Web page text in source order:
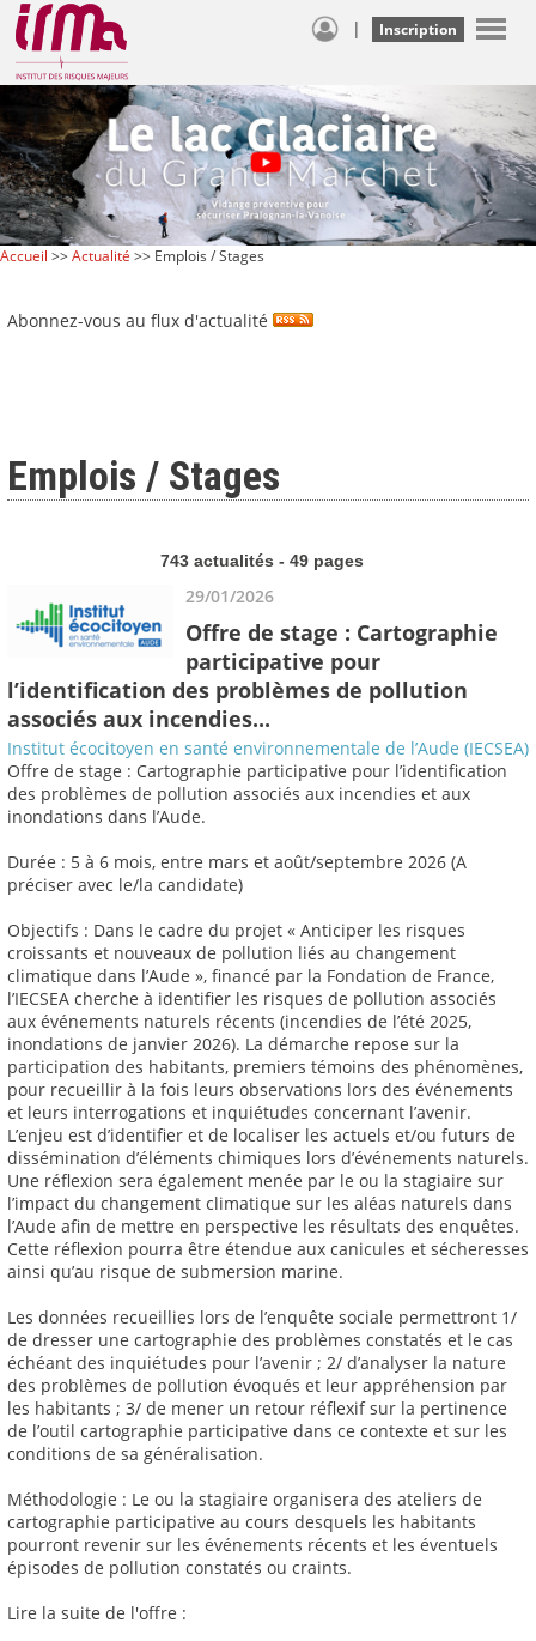
| Inscription
Accueil >>Actualité >> Emplois / Stages
Abonnez-vous au flux d'actualité
Emplois / Stages
743 actualités - 49 pages
29/01/2026
Offre de stage : Cartographie
participative pour
l’identification des problèmes de pollution
associés aux incendies...
Institut écocitoyen en santé environnementale de l’Aude (IECSEA)
Offre de stage : Cartographie participative pour l’identification
des problèmes de pollution associés aux incendies et aux
inondations dans l’Aude.
Durée : 5 à 6 mois, entre mars et août/septembre 2026 (A
préciser avec le/la candidate)
Objectifs : Dans le cadre du projet « Anticiper les risques
croissants et nouveaux de pollution liés au changement
climatique dans l’Aude », financé par la Fondation de France,
l’IECSEA cherche à identifier les risques de pollution associés
aux événements naturels récents (incendies de l’été 2025,
inondations de janvier 2026). La démarche repose sur la
participation des habitants, premiers témoins des phénomènes,
pour recueillir à la fois leurs observations lors des événements
et leurs interrogations et inquiétudes concernant l’avenir.
L’enjeu est d’identifier et de localiser les actuels et/ou futurs de
dissémination d’éléments chimiques lors d’événements naturels.
Une réflexion sera également menée par le ou la stagiaire sur
l’impact du changement climatique sur les aléas naturels dans
l’Aude afin de mettre en perspective les résultats des enquêtes.
Cette réflexion pourra être étendue aux canicules et sécheresses
ainsi qu’au risque de submersion marine.
Les données recueillies lors de l’enquête sociale permettront 1/
de dresser une cartographie des problèmes constatés et le cas
échéant des inquiétudes pour l’avenir ; 2/ d’analyser la nature
des problèmes de pollution évoqués et leur appréhension par
les habitants ; 3/ de mener un retour réflexif sur la pertinence
de l’outil cartographie participative dans ce contexte et sur les
conditions de sa généralisation.
Méthodologie : Le ou la stagiaire organisera des ateliers de
cartographie participative au cours desquels les habitants
pourront revenir sur les événements récents et les éventuels
épisodes de pollution constatés ou craints.
Lire la suite de l'offre :